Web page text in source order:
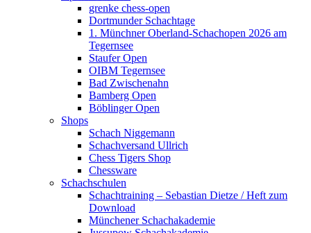
grenke chess-open
Dortmunder Schachtage
1. Münchner Oberland-Schachopen 2026 am
Tegernsee
Staufer Open
OIBM Tegernsee
Bad Zwischenahn
Bamberg Open
Böblinger Open
Shops
Schach Niggemann
Schachversand Ullrich
Chess Tigers Shop
Chessware
Schachschulen
Schachtraining – Sebastian Dietze / Heft zum
Download
Münchener Schachakademie